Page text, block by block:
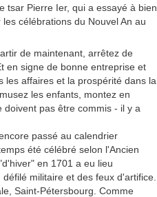
tsar Pierre Ier, qui a essayé à bien
célébrations du Nouvel An au
de maintenant, arrêtez de
en signe de bonne entreprise et
les affaires et la prospérité dans la
les enfants, montez en
pas être commis - il y a
passé au calendrier
été célébré selon l'Ancien
en 1701 a eu lieu
militaire et des feux d'artifice.
Saint-Pétersbourg. Comme